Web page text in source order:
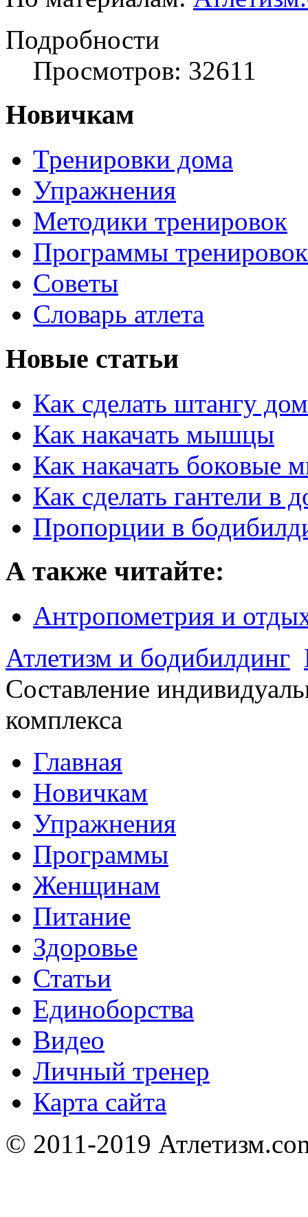
Подробности
Просмотров: 32611
Новичкам
Тренировки дома
Упражнения
Методики тренировок
Программы тренировок
Советы
Словарь атлета
Новые статьи
Как сделать штангу
Как накачать мышцы
Как накачать боковые
Как сделать гантели в
Пропорции в
А также читайте:
Aнтропометрия и
Атлетизм и бодибилдинг
Составление
комплекса
Главная
Новичкам
Упражнения
Программы
Женщинам
Питание
Здоровье
Статьи
Единоборства
Видео
Личный тренер
Карта сайта
© 2011-2019